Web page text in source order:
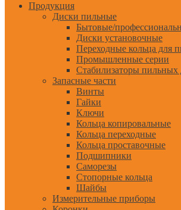
Продукция
Диски пильные
Бытовые/
Диски установочные
Переходные кольца для
Промышленные серии
Стабилизаторы пильных
Запасные части
Винты
Гайки
Ключи
Кольца копировальные
Кольца переходные
Кольца проставочные
Подшипники
Саморезы
Стопорные кольца
Шайбы
Измерительные приборы